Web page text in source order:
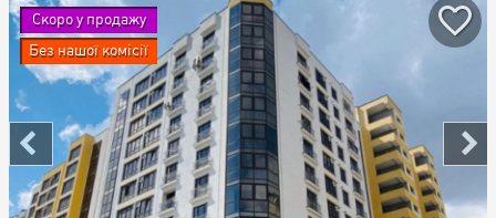
Скоро у продажу
Без нашої комісії